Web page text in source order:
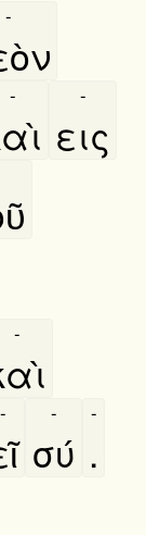
-
-
εις
-
-
-
σύ
-
.
-